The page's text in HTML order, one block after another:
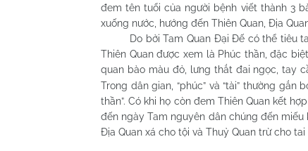
đem tên tuổi của người bệnh viết thành 3
xuống nước, hướng đến Thiên Quan, Địa
Do bởi Tam Quan Đại Đế có thể tiêu tai
Thiên Quan được xem là Phúc thần, đặc
quan bào màu đỏ, lưng thắt đai ngọc, tay
Trong dân gian, “phúc” và “tài” thường
thần”. Có khi họ còn đem Thiên Quan kết
đến ngày Tam nguyên dân chúng đến miếu
Địa Quan xá cho tội và Thuỷ Quan trừ cho